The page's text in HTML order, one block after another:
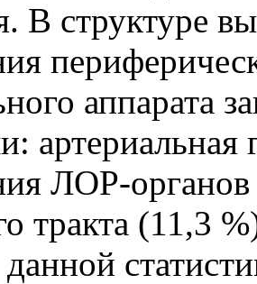
В структуре
аппарата
артериальная
ЛОР-
тракта (11,3